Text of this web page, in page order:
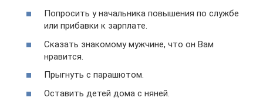
Попросить у начальника повышения по службе
или прибавки к зарплате.
Сказать знакомому мужчине, что он Вам
нравится.
Прыгнуть с парашютом.
Оставить детей дома с няней.